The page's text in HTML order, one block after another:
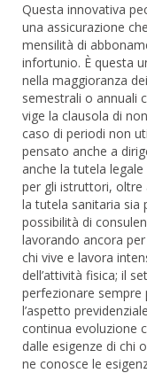
Questa innovativa
una assicurazione
mensilità di
infortunio. È questa
nella maggioranza
semestrali o annuali
vige la clausola di
caso di periodi non
pensato anche a
anche la tutela
per gli istruttori, oltre
la tutela sanitaria sia
possibilità di
lavorando ancora
chi vive e lavora
dell’attività fisica; il
perfezionare
l’aspetto
continua evoluzione
dalle esigenze di chi
ne conosce le